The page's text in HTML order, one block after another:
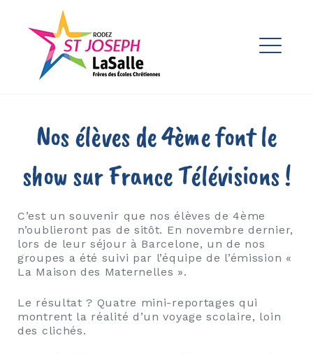
contentEnsemble Scolaire St Joseph
La Salle Rodez
EXPAND
Nos élèves de 4ème font le
show sur France Télévisions !
C’est un souvenir que nos élèves de 4ème
n’oublieront pas de sitôt. En novembre dernier,
lors de leur séjour à Barcelone, un de nos
groupes a été suivi par l’équipe de l’émission «
La Maison des Maternelles ».
Le résultat ? Quatre mini-reportages qui
montrent la réalité d’un voyage scolaire, loin
des clichés.